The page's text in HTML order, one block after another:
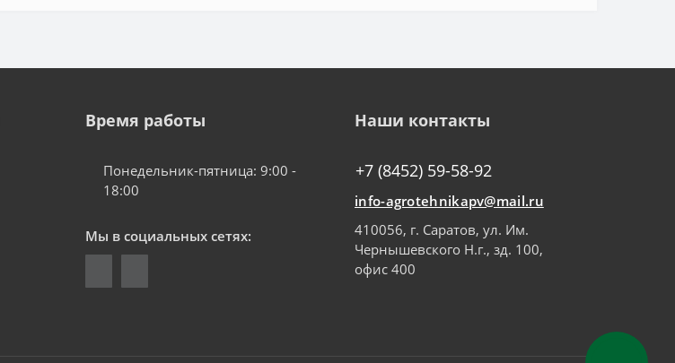
Время работы
Понедельник-пятница: 9:00 -
18:00
Мы в социальных сетях:
Наши контакты
+7 (8452) 59-58-92
info-agrotehnikapv@mail.ru
410056, г. Саратов, ул. Им.
Чернышевского Н.г., зд. 100,
офис 400